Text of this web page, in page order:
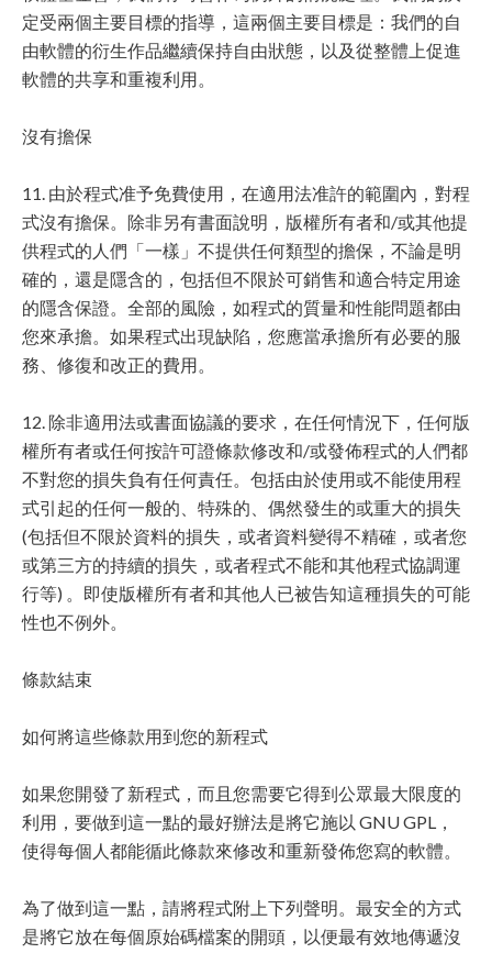
定受兩個主要目標的指導，這兩個主要目標是：我們的自
由軟體的衍生作品繼續保持自由狀態，以及從整體上促進
軟體的共享和重複利用。
沒有擔保
11. 由於程式准予免費使用，在適用法准許的範圍內，對程
式沒有擔保。除非另有書面說明，版權所有者和/或其他提
供程式的人們「一樣」不提供任何類型的擔保，不論是明
確的，還是隱含的，包括但不限於可銷售和適合特定用途
的隱含保證。全部的風險，如程式的質量和性能問題都由
您來承擔。如果程式出現缺陷，您應當承擔所有必要的服
務、修復和改正的費用。
12. 除非適用法或書面協議的要求，在任何情況下，任何版
權所有者或任何按許可證條款修改和/或發佈程式的人們都
不對您的損失負有任何責任。包括由於使用或不能使用程
式引起的任何一般的、特殊的、偶然發生的或重大的損失
(包括但不限於資料的損失，或者資料變得不精確，或者您
或第三方的持續的損失，或者程式不能和其他程式協調運
行等) 。即使版權所有者和其他人已被告知這種損失的可能
性也不例外。
條款結束
如何將這些條款用到您的新程式
如果您開發了新程式，而且您需要它得到公眾最大限度的
利用，要做到這一點的最好辦法是將它施以 GNU GPL，
使得每個人都能循此條款來修改和重新發佈您寫的軟體。
為了做到這一點，請將程式附上下列聲明。最安全的方式
是將它放在每個原始碼檔案的開頭，以便最有效地傳遞沒